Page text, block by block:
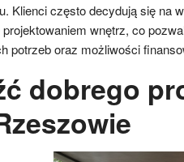
Klienci często decydują się na
wnętrz, co
potrzeb oraz możliwości
dobrego